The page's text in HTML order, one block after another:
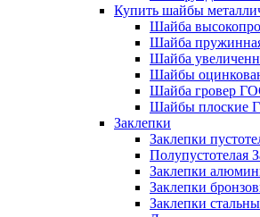
Купить шайбы
Шайба
Шайба
Шайба
Шайбы
Шайба гровер
Шайбы плоские
Заклепки
Заклепки
Полупустотелая
Заклепки
Заклепки
Заклепки